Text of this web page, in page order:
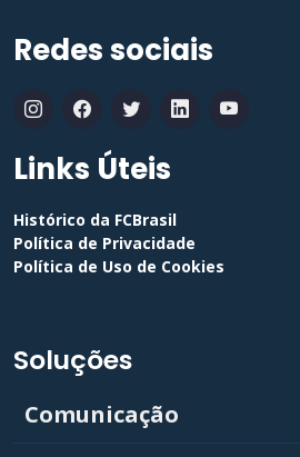
Redes sociais
Links Úteis
Histórico da FCBrasil
Política de Privacidade
Política de Uso de Cookies
Soluções
Comunicação